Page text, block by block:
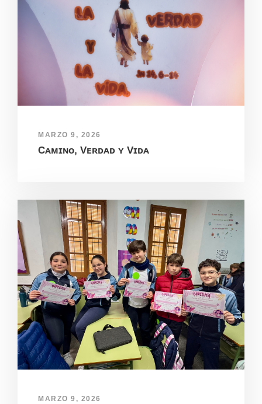
MARZO 9, 2026
Cᴀᴍɪɴᴏ, Vᴇʀᴅᴀᴅ ʏ Vɪᴅᴀ
MARZO 9, 2026